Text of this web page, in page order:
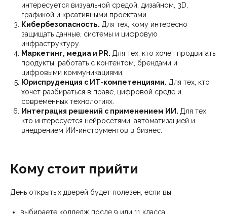
интересуется визуальной средой, дизайном, 3D,
графикой и креативными проектами.
Кибербезопасность. Для тех, кому интересно
защищать данные, системы и цифровую
инфраструктуру.
Маркетинг, медиа и PR. Для тех, кто хочет продвигать
продукты, работать с контентом, брендами и
цифровыми коммуникациями.
Юриспруденция с ИТ-компетенциями. Для тех, кто
хочет разбираться в праве, цифровой среде и
современных технологиях.
Интеграция решений с применением ИИ. Для тех,
кто интересуется нейросетями, автоматизацией и
внедрением ИИ-инструментов в бизнес.
Кому стоит прийти
День открытых дверей будет полезен, если вы:
выбираете колледж после 9 или 11 класса;